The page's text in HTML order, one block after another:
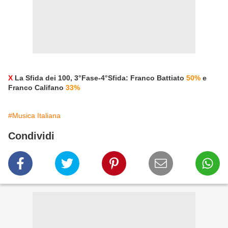
X La Sfida dei 100, 3°Fase-4°Sfida: Franco Battiato 50% e
Franco Califano 33%
#Musica Italiana
Condividi